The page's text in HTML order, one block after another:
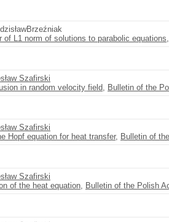
of L1 norm of solutions to parabolic equations
Szafirski
in random velocity field, Bulletin of the
Szafirski
Hopf equation for heat transfer, Bulletin of
Szafirski
of the heat equation, Bulletin of the Polish